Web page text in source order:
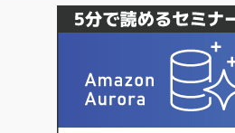
お問合せ
株式会社パソナデータ&デザイン